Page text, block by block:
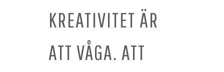
KREATIVITET ÄR
ATT VÅGA. ATT